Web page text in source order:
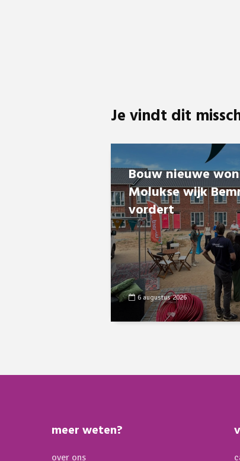
Je vindt dit
Bouw nieuwe
Molukse wijk
vordert
6 augustus 2026
meer weten?
over ons